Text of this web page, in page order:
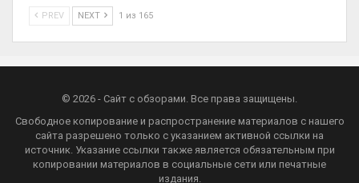
PREV NEXT 1 из 165
© 2026 - Сайт с обзорами. Все права защищены.
Свободное копирование и распространение материалов с нашего
сайта разрешено только с указанием активной ссылки на
источник. Указание ссылки также является обязательным при
копировании материалов в социальные сети или печатные
издания.